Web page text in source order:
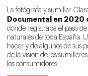
La fotógrafa y sumiller
Documental en 2020
donde registraba el paso
naturales de toda España.
hacer y de algunos de sus
de la visión de los
los consumidores.